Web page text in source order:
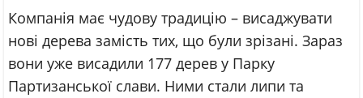
Компанія має чудову традицію – висаджувати
нові дерева замість тих, що були зрізані. Зараз
вони уже висадили 177 дерев у Парку
Партизанської слави. Ними стали липи та